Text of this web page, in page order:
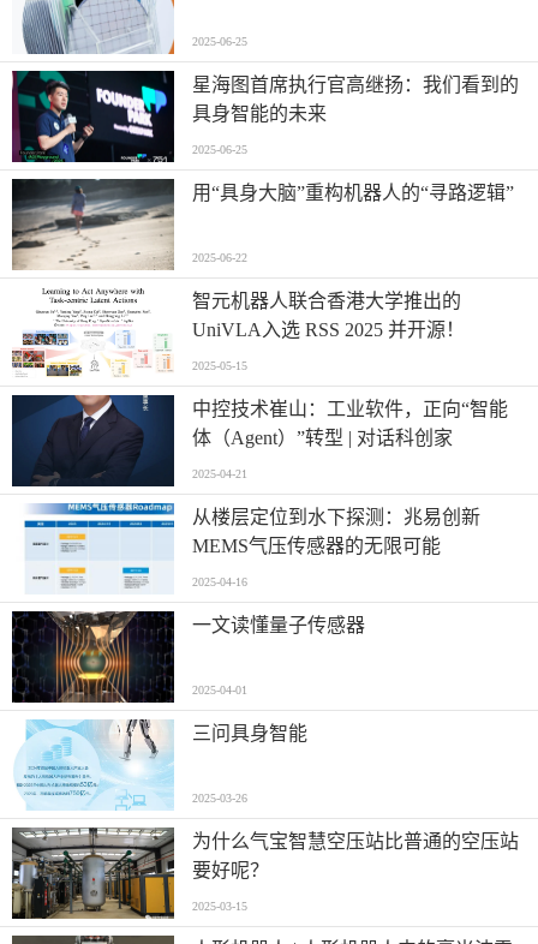
2025-06-25
星海图首席执行官高继扬：我们看到的
具身智能的未来
2025-06-25
用“具身大脑”重构机器人的“寻路逻辑”
2025-06-22
智元机器人联合香港大学推出的
UniVLA入选 RSS 2025 并开源！
2025-05-15
中控技术崔山：工业软件，正向“智能
体（Agent）”转型 | 对话科创家
2025-04-21
从楼层定位到水下探测：兆易创新
MEMS气压传感器的无限可能
2025-04-16
一文读懂量子传感器
2025-04-01
三问具身智能
2025-03-26
为什么气宝智慧空压站比普通的空压站
要好呢？
2025-03-15